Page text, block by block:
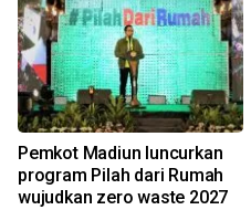
Pemkot Madiun luncurkan
program Pilah dari Rumah
wujudkan zero waste 2027